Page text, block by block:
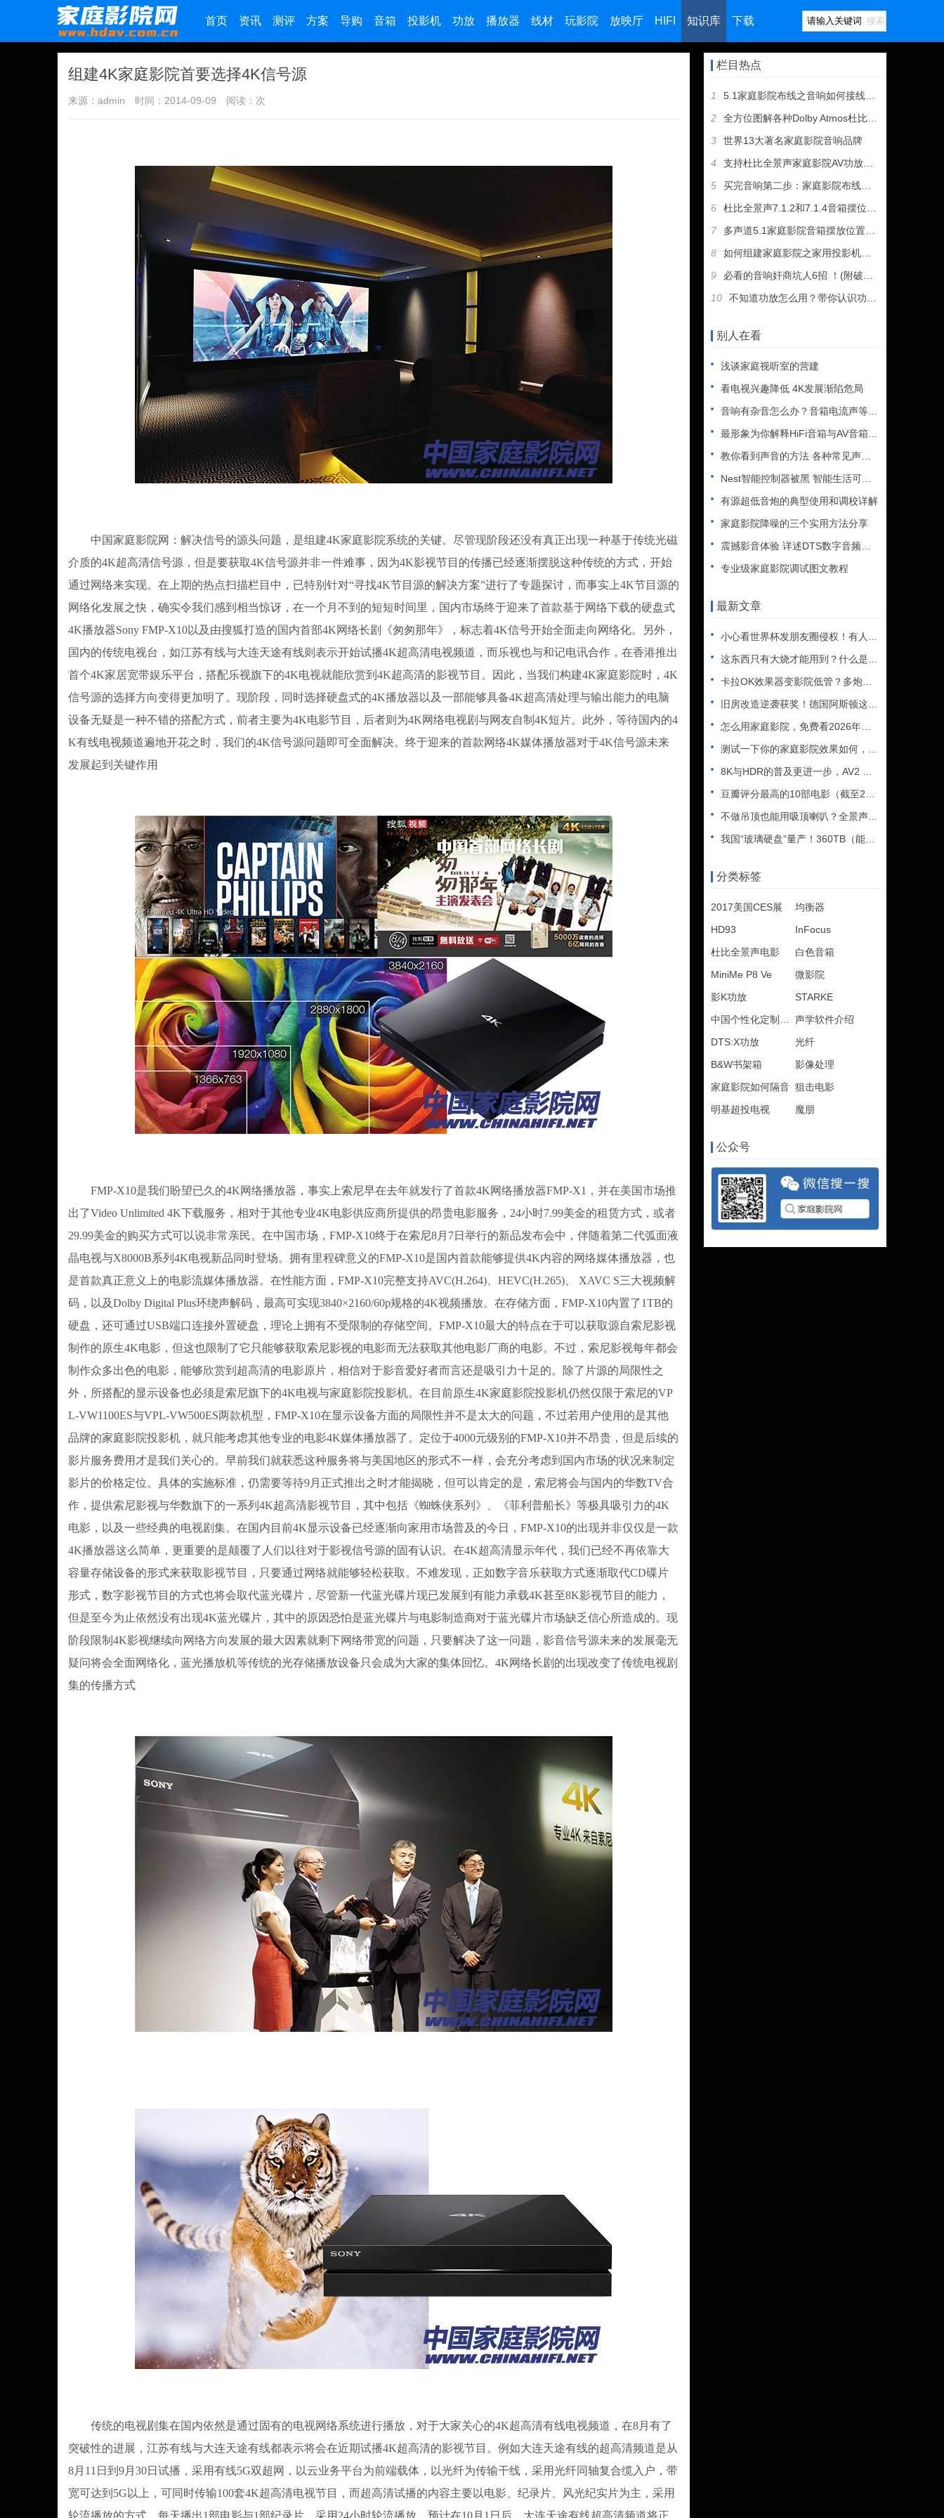
首页 资讯 测评 方案 导购 音箱 投影机 功放 播放器 线材 玩影院 放映厅 HIFI 知识库 下载 搜索
组建4K家庭影院首要选择4K信号源
来源：admin 时间：2014-09-09 阅读： 次
中国家庭影院网：解决信号的源头问题，是组建4K家庭影院系统的关键。尽管现阶段还没有真正出现一种基于传统光磁
介质的4K超高清信号源，但是要获取4K信号源并非一件难事，因为4K影视节目的传播已经逐渐摆脱这种传统的方式，开始
通过网络来实现。在上期的热点扫描栏目中，已特别针对“寻找4K节目源的解决方案”进行了专题探讨，而事实上4K节目源的
网络化发展之快，确实令我们感到相当惊讶，在一个月不到的短短时间里，国内市场终于迎来了首款基于网络下载的硬盘式
4K播放器Sony FMP-X10以及由搜狐打造的国内首部4K网络长剧《匆匆那年》，标志着4K信号开始全面走向网络化。另外，
国内的传统电视台，如江苏有线与大连天途有线则表示开始试播4K超高清电视频道，而乐视也与和记电讯合作，在香港推出
首个4K家居宽带娱乐平台，搭配乐视旗下的4K电视就能欣赏到4K超高清的影视节目。因此，当我们构建4K家庭影院时，4K
信号源的选择方向变得更加明了。现阶段，同时选择硬盘式的4K播放器以及一部能够具备4K超高清处理与输出能力的电脑
设备无疑是一种不错的搭配方式，前者主要为4K电影节目，后者则为4K网络电视剧与网友自制4K短片。此外，等待国内的4
K有线电视频道遍地开花之时，我们的4K信号源问题即可全面解决。终于迎来的首款网络4K媒体播放器对于4K信号源未来
发展起到关键作用
FMP-X10是我们盼望已久的4K网络播放器，事实上索尼早在去年就发行了首款4K网络播放器FMP-X1，并在美国市场推
出了Video Unlimited 4K下载服务，相对于其他专业4K电影供应商所提供的昂贵电影服务，24小时7.99美金的租赁方式，或者
29.99美金的购买方式可以说非常亲民。在中国市场，FMP-X10终于在索尼8月7日举行的新品发布会中，伴随着第二代弧面液
晶电视与X8000B系列4K电视新品同时登场。拥有里程碑意义的FMP-X10是国内首款能够提供4K内容的网络媒体播放器，也
是首款真正意义上的电影流媒体播放器。在性能方面，FMP-X10完整支持AVC(H.264)、HEVC(H.265)、 XAVC S三大视频解
码，以及Dolby Digital Plus环绕声解码，最高可实现3840×2160/60p规格的4K视频播放。在存储方面，FMP-X10内置了1TB的
硬盘，还可通过USB端口连接外置硬盘，理论上拥有不受限制的存储空间。FMP-X10最大的特点在于可以获取源自索尼影视
制作的原生4K电影，但这也限制了它只能够获取索尼影视的电影而无法获取其他电影厂商的电影。不过，索尼影视每年都会
制作众多出色的电影，能够欣赏到超高清的电影原片，相信对于影音爱好者而言还是吸引力十足的。除了片源的局限性之
外，所搭配的显示设备也必须是索尼旗下的4K电视与家庭影院投影机。在目前原生4K家庭影院投影机仍然仅限于索尼的VP
L-VW1100ES与VPL-VW500ES两款机型，FMP-X10在显示设备方面的局限性并不是太大的问题，不过若用户使用的是其他
品牌的家庭影院投影机，就只能考虑其他专业的电影4K媒体播放器了。定位于4000元级别的FMP-X10并不昂贵，但是后续的
影片服务费用才是我们关心的。早前我们就获悉这种服务将与美国地区的形式不一样，会充分考虑到国内市场的状况来制定
影片的价格定位。具体的实施标准，仍需要等待9月正式推出之时才能揭晓，但可以肯定的是，索尼将会与国内的华数TV合
作，提供索尼影视与华数旗下的一系列4K超高清影视节目，其中包括《蜘蛛侠系列》、《菲利普船长》等极具吸引力的4K
电影，以及一些经典的电视剧集。在国内目前4K显示设备已经逐渐向家用市场普及的今日，FMP-X10的出现并非仅仅是一款
4K播放器这么简单，更重要的是颠覆了人们以往对于影视信号源的固有认识。在4K超高清显示年代，我们已经不再依靠大
容量存储设备的形式来获取影视节目，只要通过网络就能够轻松获取。不难发现，正如数字音乐获取方式逐渐取代CD碟片
形式，数字影视节目的方式也将会取代蓝光碟片，尽管新一代蓝光碟片现已发展到有能力承载4K甚至8K影视节目的能力，
但是至今为止依然没有出现4K蓝光碟片，其中的原因恐怕是蓝光碟片与电影制造商对于蓝光碟片市场缺乏信心所造成的。现
阶段限制4K影视继续向网络方向发展的最大因素就剩下网络带宽的问题，只要解决了这一问题，影音信号源未来的发展毫无
疑问将会全面网络化，蓝光播放机等传统的光存储播放设备只会成为大家的集体回忆。4K网络长剧的出现改变了传统电视剧
集的传播方式
传统的电视剧集在国内依然是通过固有的电视网络系统进行播放，对于大家关心的4K超高清有线电视频道，在8月有了
突破性的进展，江苏有线与大连天途有线都表示将会在近期试播4K超高清的影视节目。例如大连天途有线的超高清频道是从
8月11日到9月30日试播，采用有线5G双超网，以云业务平台为前端载体，以光纤为传输干线，采用光纤同轴复合缆入户，带
宽可达到5G以上，可同时传输100套4K超高清电视节目，而超高清试播的内容主要以电影、纪录片、风光纪实片为主，采用
轮流播放的方式，每天播出1部电影与1部纪录片，采用24小时轮流播放。预计在10月1日后，大连天途有线超高清频道将正
栏目热点
1
5.1家庭影院布线之音响如何接线（图文教程）
2
全方位图解各种Dolby Atmos杜比全景声音箱摆位方案
3
世界13大著名家庭影院音响品牌
4
支持杜比全景声家庭影院AV功放和音箱推荐
5
买完音响第二步：家庭影院布线及音箱摆位
6
杜比全景声7.1.2和7.1.4音箱摆位有什么区别
7
多声道5.1家庭影院音箱摆放位置建议
8
如何组建家庭影院之家用投影机选购指南
9
必看的音响奸商坑人6招 ！(附破解招式）
10
不知道功放怎么用？带你认识功放机所有接口
别人在看
浅谈家庭视听室的营建
看电视兴趣降低 4K发展渐陷危局
音响有杂音怎么办？音箱电流声等处理方法
最形象为你解释HiFi音箱与AV音箱及监听音箱的区别
教你看到声音的方法 各种常见声音的频段
Nest智能控制器被黑 智能生活可能变得更糟？
有源超低音炮的典型使用和调校详解
家庭影院降噪的三个实用方法分享
震撼影音体验 详述DTS数字音频技术
专业级家庭影院调试图文教程
最新文章
小心看世界杯发朋友圈侵权！有人被判赔108万
这东西只有大烧才能用到？什么是XLR接口？平衡音频信号线、低
卡拉OK效果器变影院低管？多炮玩家省钱了，内附调音软件免费下
旧房改造逆袭获奖！德国阿斯顿这套7.2.4全景声私人影院太惊
怎么用家庭影院，免费看2026年世界杯直播？
测试一下你的家庭影院效果如何，bobo精选测试片1~3合集
8K与HDR的普及更进一步，AV2 视频编解码器发布
豆瓣评分最高的10部电影（截至2025年）
不做吊顶也能用吸顶喇叭？全景声天空声道安装教程
我国“玻璃硬盘”量产！360TB（能装2.5万部电影），10
分类标签
2017美国CES展
均衡器
HD93
InFocus
杜比全景声电影
白色音箱
MiniMe P8 Ve
微影院
影K功放
STARKE
声学软件介绍
DTS:X功放
光纤
B&W书架箱
影像处理
家庭影院如何隔音 狙击电影
明基超投电视
魔朋
公众号